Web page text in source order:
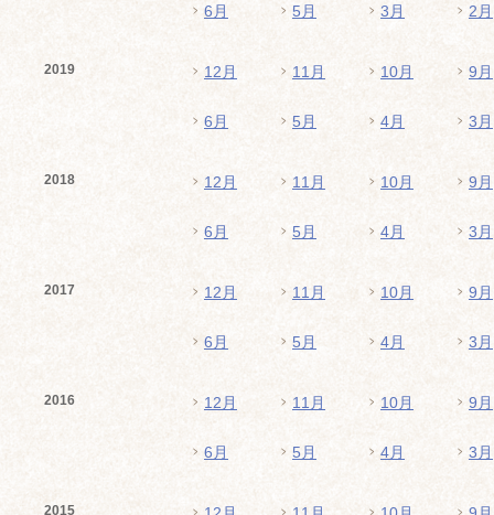
6月 5月 3月 2月
2019 12月 11月 10月 9月
6月 5月 4月 3月
2018 12月 11月 10月 9月
6月 5月 4月 3月
2017 12月 11月 10月 9月
6月 5月 4月 3月
2016 12月 11月 10月 9月
6月 5月 4月 3月
2015